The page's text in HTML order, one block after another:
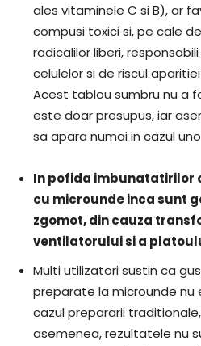
ales vitaminele C si B), ar
compusi toxici si, pe cale
radicalilor liberi,
celulelor si de riscul
Acest tablou sumbru nu a
este doar presupus, iar
sa apara numai in cazul
In pofida imbunatatirilor
cu microunde inca sunt
zgomot, din cauza
ventilatorului si a
Multi utilizatori sustin ca
preparate la microunde nu
cazul prepararii
asemenea, rezultatele nu